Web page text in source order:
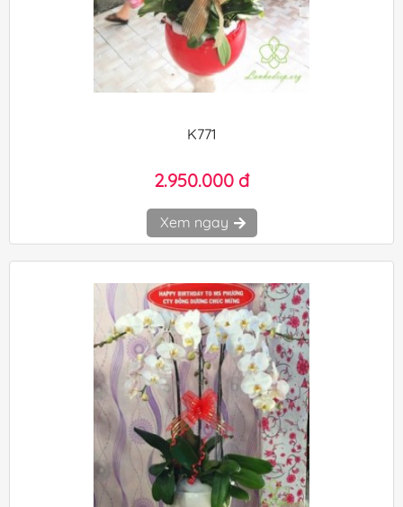
K771
2.950.000 đ
Xem ngay